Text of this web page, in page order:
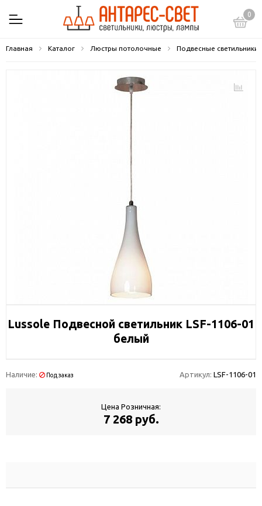
0
Главная Каталог Люстры потолочные Подвесные светильники
Lussole Подвесной светильник LSF-1106-01
белый
Наличие: Под заказ Артикул: LSF-1106-01
Цена Розничная:
7 268 руб.